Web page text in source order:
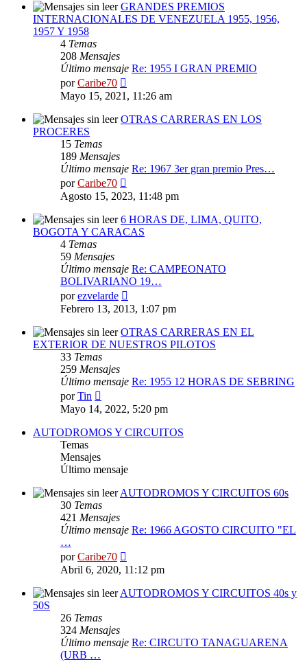
GRANDES PREMIOS
INTERNACIONALES DE VENEZUELA 1955, 1956,
1957 Y 1958
4 Temas
208 Mensajes
Último mensaje Re: 1955 I GRAN PREMIO
porCaribe70
último
Mayo 15, 2021, 11:26 am
OTRAS CARRERAS EN LOS
PROCERES
15 Temas
189 Mensajes
Último mensaje Re: 1967 3er gran premio Pres…
porCaribe70
último
Agosto 15, 2023, 11:48 pm
6 HORAS DE, LIMA, QUITO,
BOGOTA Y CARACAS
4 Temas
59 Mensajes
Último mensaje Re: CAMPEONATO
BOLIVARIANO 19…
porezvelarde
último
Febrero 13, 2013, 1:07 pm
OTRAS CARRERAS EN EL
EXTERIOR DE NUESTROS PILOTOS
33 Temas
259 Mensajes
Último mensaje Re: 1955 12 HORAS DE SEBRING
porTin
último
Mayo 14, 2022, 5:20 pm
AUTODROMOS Y CIRCUITOS
Temas
Mensajes
Último mensaje
AUTODROMOS Y CIRCUITOS 60s
30 Temas
421 Mensajes
Último mensaje Re: 1966 AGOSTO CIRCUITO "EL
…
porCaribe70
último
mensaje
Abril 6, 2020, 11:12 pm
AUTODROMOS Y CIRCUITOS 40s y
50S
26 Temas
324 Mensajes
Último mensaje Re: CIRCUTO TANAGUARENA
(URB …